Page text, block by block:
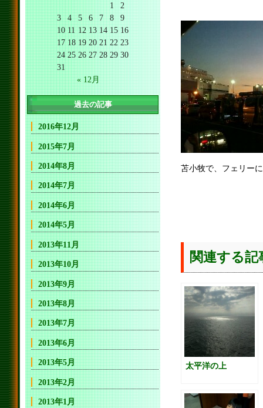
苫小牧で、フェリー
関連する記
太平洋の上
1
2
3
4 5 6 7 8
9
10 11 12 13 14 15 16
17 18 19 20 21 22 23
24 25 26 27 28 29 30
31
« 12月
過去の記事
2016年12月
2015年7月
2014年8月
2014年7月
2014年6月
2014年5月
2013年11月
2013年10月
2013年9月
2013年8月
2013年7月
2013年6月
2013年5月
2013年2月
2013年1月